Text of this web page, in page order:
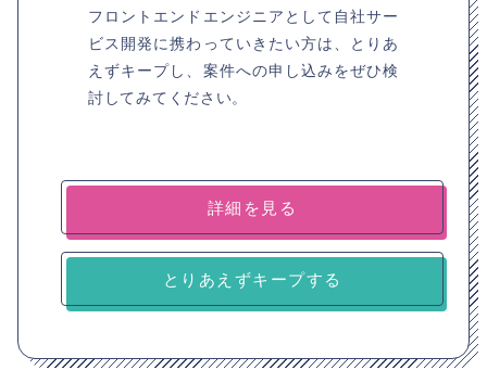
フロントエンドエンジニアとして自社サー
ビス開発に携わっていきたい方は、とりあ
えずキープし、案件への申し込みをぜひ検
討してみてください。
詳細を見る
とりあえずキープする